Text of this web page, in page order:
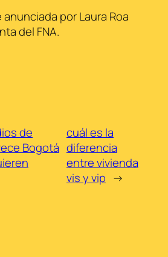
por Laura Roa
del FNA.
de
Bogotá
cuál es la
diferencia
entre vivienda
vis y vip →